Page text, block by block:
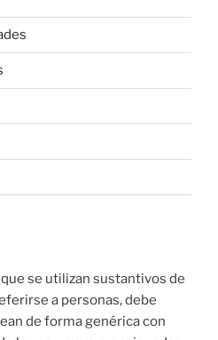
se utilizan sustantivos de
a personas, debe
de forma genérica con